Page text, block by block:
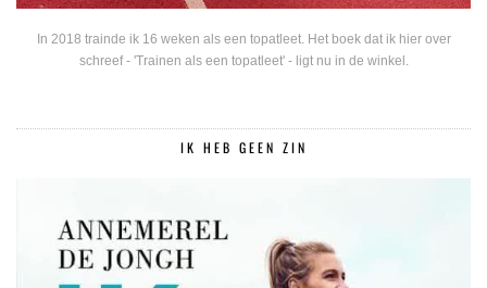
In 2018 trainde ik 16 weken als een topatleet. Het boek dat ik hier over
schreef - 'Trainen als een topatleet' - ligt nu in de winkel.
IK HEB GEEN ZIN